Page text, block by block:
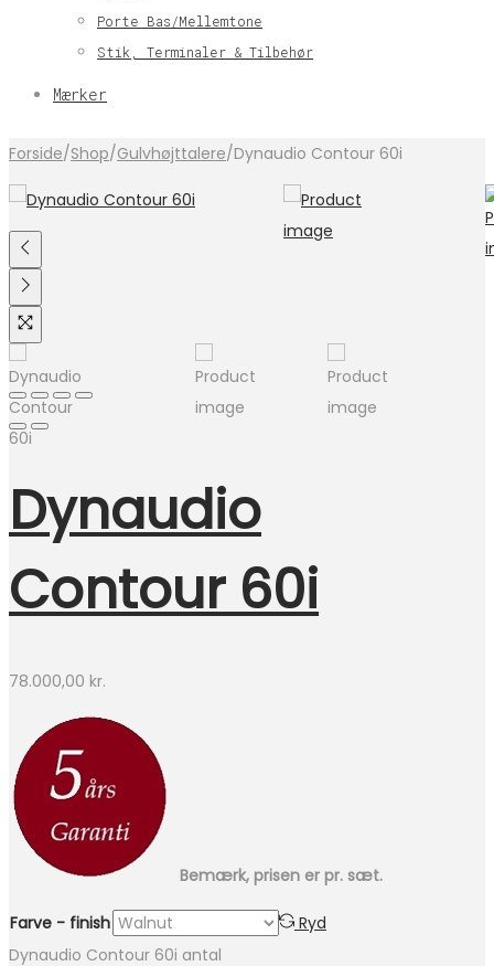
Porte Bas/Mellemtone
Stik, Terminaler & Tilbehør
Mærker
Forside/Shop/Gulvhøjttalere/Dynaudio Contour 60i
Dynaudio
Contour 60i
78.000,00 kr.
Bemærk, prisen er pr. sæt.
Farve - finish
Ryd
Dynaudio Contour 60i antal